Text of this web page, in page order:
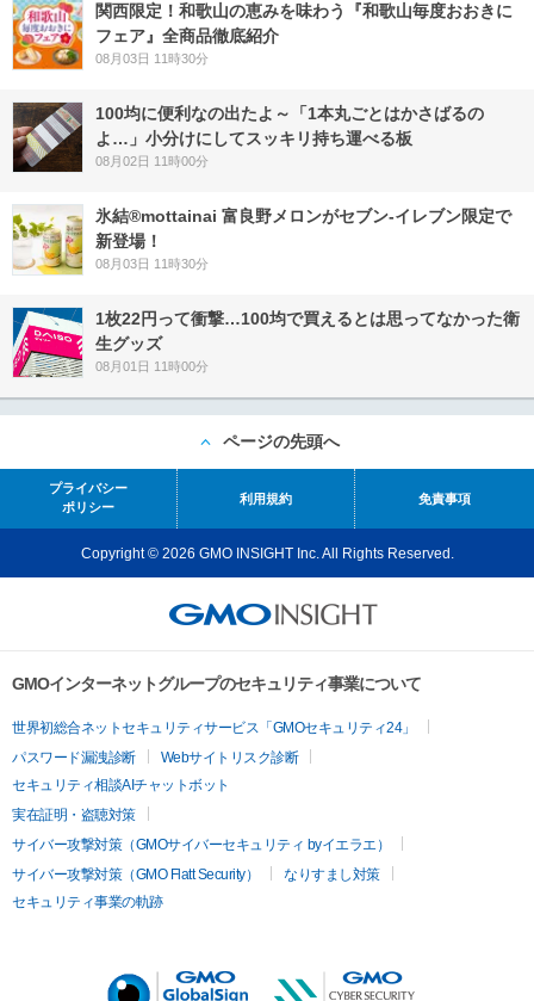
関西限定！和歌山の恵みを味わう『和歌山毎度おおきに
フェア』全商品徹底紹介
08月03日 11時30分
100均に便利なの出たよ～「1本丸ごとはかさばるの
よ…」小分けにしてスッキリ持ち運べる板
08月02日 11時00分
氷結®mottainai 富良野メロンがセブン‐イレブン限定で
新登場！
08月03日 11時30分
1枚22円って衝撃…100均で買えるとは思ってなかった衛
生グッズ
08月01日 11時00分
ページの先頭へ
プライバシー
ポリシー
利用規約 免責事項
Copyright © 2026 GMO INSIGHT Inc. All Rights Reserved.
GMOインターネットグループのセキュリティ事業について
世界初総合ネットセキュリティサービス「GMOセキュリティ24」
パスワード漏洩診断
Webサイトリスク診断
セキュリティ相談AIチャットボット
実在証明・盗聴対策
サイバー攻撃対策（GMOサイバーセキュリティ byイエラエ）
サイバー攻撃対策（GMO Flatt Security）
なりすまし対策
セキュリティ事業の軌跡